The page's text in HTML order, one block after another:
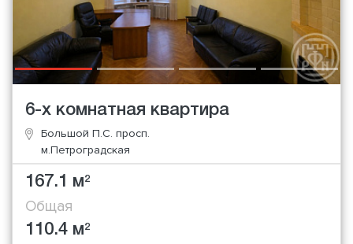
6-х комнатная квартира
Большой П.С. просп.
м.Петроградская
167.1 м2
Общая
110.4 м2